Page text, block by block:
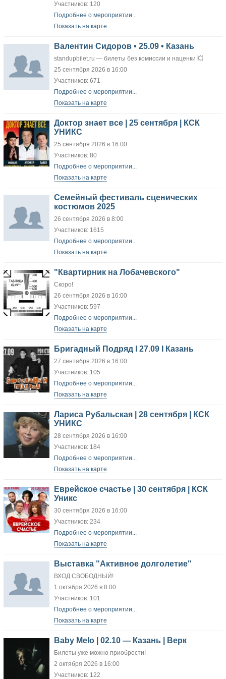
Участников: 120
Подробнее о мероприятии...
Показать на карте
Валентин Сидоров • 25.09 • Казань
standupbilet.ru — билеты без комиссии и наценки 💥
25 сентября 2026 в 16:00
Участников: 671
Подробнее о мероприятии...
Показать на карте
Доктор знает все | 25 сентября | КСК
УНИКС
25 сентября 2026 в 16:00
Участников: 80
Подробнее о мероприятии...
Показать на карте
Семейный фестиваль сценических
костюмов 2025
26 сентября 2026 в 8:00
Участников: 1615
Подробнее о мероприятии...
Показать на карте
"Квартирник на Лобачевского"
Скоро!
26 сентября 2026 в 16:00
Участников: 597
Подробнее о мероприятии...
Показать на карте
Бригадный Подряд I 27.09 I Казань
27 сентября 2026 в 16:00
Участников: 105
Подробнее о мероприятии...
Показать на карте
Лариса Рубальская | 28 сентября | КСК
УНИКС
28 сентября 2026 в 16:00
Участников: 184
Подробнее о мероприятии...
Показать на карте
Еврейское счастье | 30 сентября | КСК
Уникс
30 сентября 2026 в 16:00
Участников: 234
Подробнее о мероприятии...
Показать на карте
Выставка "Активное долголетие"
ВХОД СВОБОДНЫЙ!
1 октября 2026 в 8:00
Участников: 101
Подробнее о мероприятии...
Показать на карте
Baby Melo | 02.10 — Казань | Верк
Билеты уже можно приобрести!
2 октября 2026 в 16:00
Участников: 122